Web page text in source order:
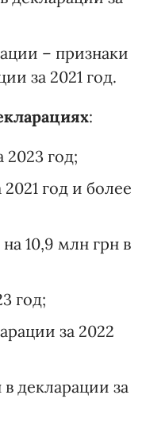
– признаки
за 2021 год.
:
2023 год;
год и более
10,9 млн грн в
год;
за 2022
декларации за